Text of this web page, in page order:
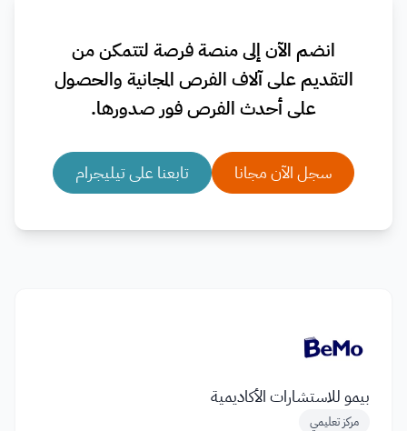
انضم الآن إلى منصة فرصة لتتمكن من
التقديم على آلاف الفرص المجانية والحصول
على أحدث الفرص فور صدورها.
سجل الآن مجانا تابعنا على تيليجرام
بيمو للاستشارات الأكاديمية
مركز تعليمي